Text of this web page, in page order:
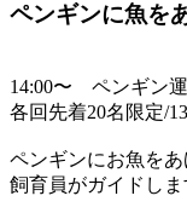
ペンギンに魚を
14:00〜 ペンギン
各回先着20名限定/
ペンギンにお魚を
飼育員がガイドしま